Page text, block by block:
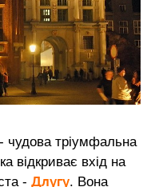
- чудова тріумфальна
відкриває вхід на
- Длугу. Вона